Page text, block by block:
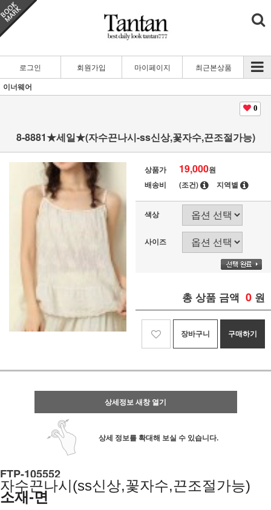
로그인 회원가입 마이페이지 최근본상품
이너웨어
0
8-8881★세일★(자수끈나시-ss신상,꽃자수,끈조절가능)
상품가 19,000원
배송비
(조건) 지역별
색상
사이즈
총 상품 금액 0 원
장바구니 구매하기
상세정보 새창 열기
상세 정보를 확대해 보실 수 있습니다.
FTP-105552
자수끈나시(ss신상,꽃자수,끈조절가능)
소재-면